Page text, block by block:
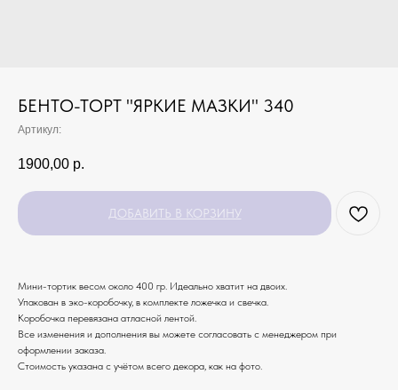
БЕНТО-ТОРТ "ЯРКИЕ МАЗКИ" 340
Артикул:
1900,00 р.
ДОБАВИТЬ В КОРЗИНУ
Мини-тортик весом около 400 гр. Идеально хватит на двоих.
Упакован в эко-коробочку, в комплекте ложечка и свечка.
Коробочка перевязана атласной лентой.
Все изменения и дополнения вы можете согласовать с менеджером при
оформлении заказа.
Стоимость указана с учётом всего декора, как на фото.